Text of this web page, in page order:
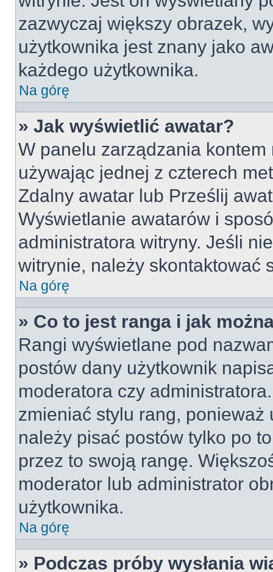
zazwyczaj większy obrazek,
użytkownika jest znany jako
każdego użytkownika.
Na górę
» Jak wyświetlić awatar?
W panelu zarządzania kontem
używając jednej z czterech
Zdalny awatar lub Prześlij
Wyświetlanie awatarów i
administratora witryny. Jeśli
witrynie, należy skontaktować
Na górę
» Co to jest ranga i jak
Rangi wyświetlane pod
postów dany użytkownik
moderatora czy
zmieniać stylu rang,
należy pisać postów tylko po
przez to swoją rangę.
moderator lub administrator
użytkownika.
Na górę
» Podczas próby wysłania